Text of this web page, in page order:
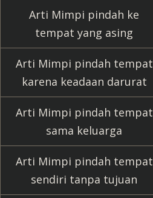
Arti Mimpi pindah ke
tempat yang asing
Arti Mimpi pindah tempat
karena keadaan darurat
Arti Mimpi pindah tempat
sama keluarga
Arti Mimpi pindah tempat
sendiri tanpa tujuan